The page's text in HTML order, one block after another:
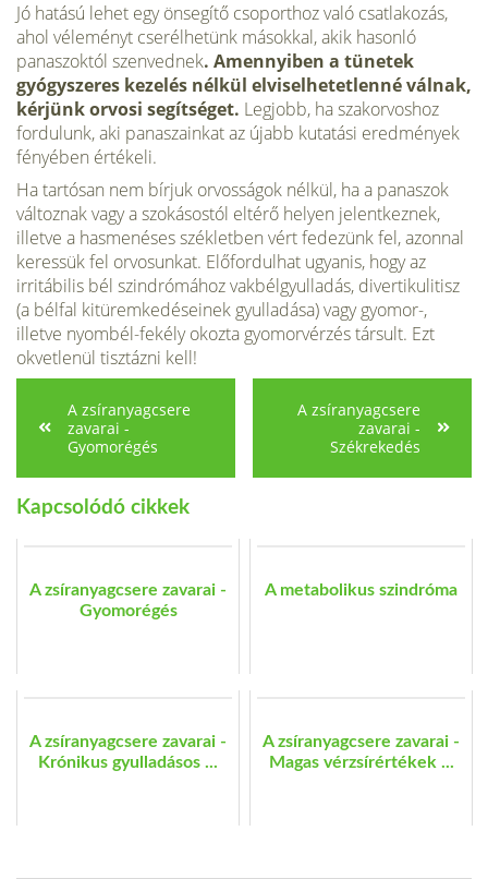
Jó hatású lehet egy önsegítő csoporthoz való csatlakozás,
ahol véleményt cserélhetünk másokkal, akik hasonló
panaszoktól szenvednek. Amennyiben a tünetek
gyógyszeres kezelés nélkül elviselhetetlenné vál­nak,
kérjünk orvosi segítséget. Legjobb, ha szakorvoshoz
fordulunk, aki panaszainkat az újabb kutatási eredmények
fényében értékeli.
Ha tartósan nem bírjuk orvosságok nélkül, ha a panaszok
változnak vagy a szokásostól eltérő helyen jelentkeznek,
illetve a hasmenéses székletben vért fedezünk fel, azonnal
keressük fel orvosunkat. Előfordulhat ugyanis, hogy az
irritábilis bél szindrómához vakbélgyulladás, divertikulitisz
(a bélfal kitüremkedéseinek gyulladása) vagy gyomor-,
illetve nyombél-fekély okozta gyomorvérzés társult. Ezt
okvetlenül tisztázni kell!
A zsíranyagcsere
zavarai -
Gyomorégés
A zsíranyagcsere
zavarai -
Székrekedés
Kapcsolódó cikkek
A zsíranyagcsere zavarai -
Gyomorégés
A metabolikus szindróma
A zsíranyagcsere zavarai -
Krónikus gyulladásos ...
A zsíranyagcsere zavarai -
Magas vérzsírértékek ...